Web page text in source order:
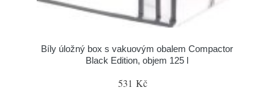
Bíly úložný box s vakuovým obalem Compactor
Black Edition, objem 125 l
531 Kč